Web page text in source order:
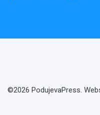
©2026 PodujevaPress.